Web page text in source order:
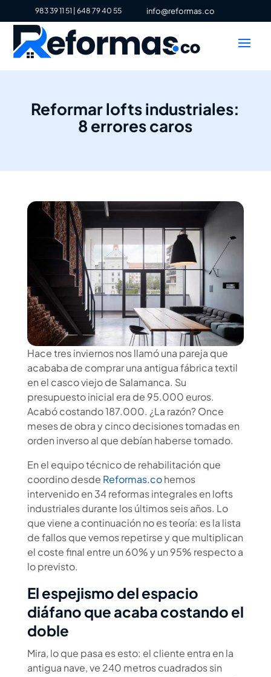
983 39 11 51| 648 79 40 55 info@reformas.co
Reformar lofts industriales:
8 errores caros
Hace tres inviernos nos llamó una pareja que
acababa de comprar una antigua fábrica textil
en el casco viejo de Salamanca. Su
presupuesto inicial era de 95.000 euros.
Acabó costando 187.000. ¿La razón? Once
meses de obra y cinco decisiones tomadas en
orden inverso al que debían haberse tomado.
En el equipo técnico de rehabilitación que
coordino desde Reformas.cohemos
intervenido en 34 reformas integrales en lofts
industriales durante los últimos seis años. Lo
que viene a continuación no es teoría: es la lista
de fallos que vemos repetirse y que multiplican
el coste final entre un 60% y un 95% respecto a
lo previsto.
El espejismo del espacio
diáfano que acaba costando el
doble
Mira, lo que pasa es esto: el cliente entra en la
antigua nave, ve 240 metros cuadrados sin